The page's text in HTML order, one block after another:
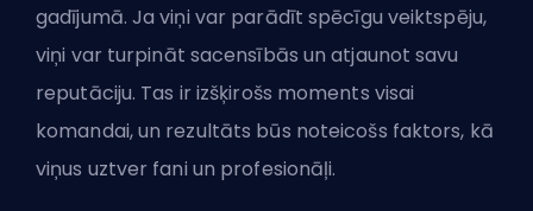
gadījumā. Ja viņi var parādīt spēcīgu veiktspēju,
viņi var turpināt sacensībās un atjaunot savu
reputāciju. Tas ir izšķirošs moments visai
komandai, un rezultāts būs noteicošs faktors, kā
viņus uztver fani un profesionāļi.